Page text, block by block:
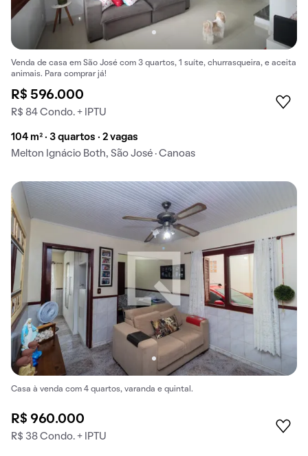
Venda de casa em São José com 3 quartos, 1 suíte, churrasqueira, e aceita
animais. Para comprar já!
R$ 596.000
R$ 84 Condo. + IPTU
104 m² · 3 quartos · 2 vagas
Melton Ignácio Both, São José · Canoas
Casa à venda com 4 quartos, varanda e quintal.
R$ 960.000
R$ 38 Condo. + IPTU